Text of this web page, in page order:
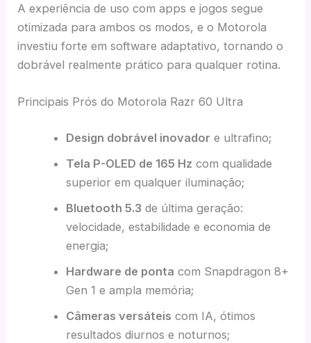
A experiência de uso com apps e jogos segue
otimizada para ambos os modos, e o Motorola
investiu forte em software adaptativo, tornando o
dobrável realmente prático para qualquer rotina.
Principais Prós do Motorola Razr 60 Ultra
Design dobrável inovador e ultrafino;
Tela P-OLED de 165 Hz com qualidade
superior em qualquer iluminação;
Bluetooth 5.3 de última geração:
velocidade, estabilidade e economia de
energia;
Hardware de ponta com Snapdragon 8+
Gen 1 e ampla memória;
Câmeras versáteis com IA, ótimos
resultados diurnos e noturnos;